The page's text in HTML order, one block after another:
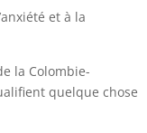
et à la
la Colombie-
quelque chose